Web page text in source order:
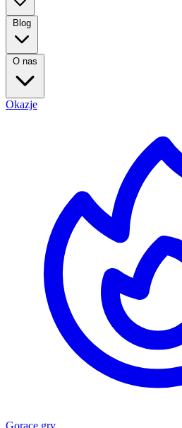
Blog
O nas
Okazje
Gorące gry